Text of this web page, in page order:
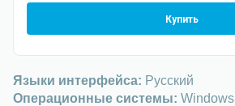
Купить
Языки интерфейса: Русский
Операционные системы: Windows